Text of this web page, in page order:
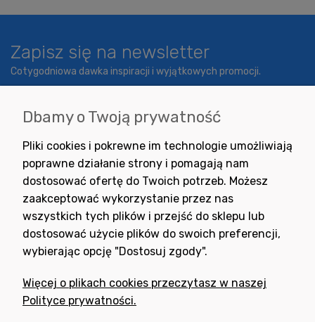
Zapisz się na newsletter
Cotygodniowa dawka inspiracji i wyjątkowych promocji.
Wyrażam zgodę na otrzymywanie newslettera z inspiracjami,
nowościami i promocjami.
Potrzebujesz pomocy
+48 791 806 804
Dbamy o Twoją prywatność
Pliki cookies i pokrewne im technologie umożliwiają
poprawne działanie strony i pomagają nam
dostosować ofertę do Twoich potrzeb. Możesz
zaakceptować wykorzystanie przez nas
wszystkich tych plików i przejść do sklepu lub
dostosować użycie plików do swoich preferencji,
wybierając opcję "Dostosuj zgody".
Więcej o plikach cookies przeczytasz w naszej
Polityce prywatności.